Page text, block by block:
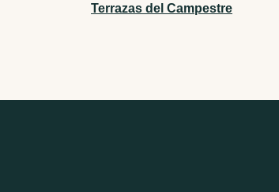
Terrazas del Campestre